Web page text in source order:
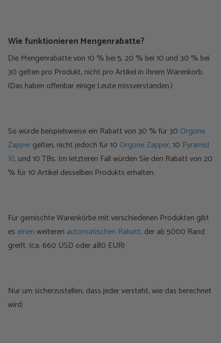
Wie funktionieren Mengenrabatte?
Die Mengenrabatte von 10 % bei 5, 20 % bei 10 und 30 % bei
30 gelten pro Produkt, nicht pro Artikel in Ihrem Warenkorb.
(Das haben offenbar einige Leute missverstanden.)
So würde beispielsweise ein Rabatt von 30 % für 30 Orgone
Zappergelten, nicht jedoch für 10 Orgone Zapper, 10 Pyramid
XLund 10 TBs. Im letzteren Fall würden Sie den Rabatt von 20
% für 10 Artikel desselben Produkts erhalten.
Für gemischte Warenkörbe mit verschiedenen Produkten gibt
es einenweiteren automatischen Rabatt, der ab 5000 Rand
greift. (ca. 660 USD oder 480 EUR)
Nur um sicherzustellen, dass jeder versteht, wie das berechnet
wird: